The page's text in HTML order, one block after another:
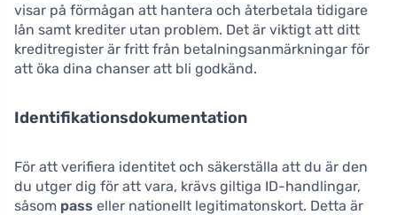
visar på förmågan att hantera och återbetala tidigare
lån samt krediter utan problem. Det är viktigt att ditt
kreditregister är fritt från betalningsanmärkningar för
att öka dina chanser att bli godkänd.
Identifikationsdokumentation
För att verifiera identitet och säkerställa att du är den
du utger dig för att vara, krävs giltiga ID-handlingar,
såsom pass eller nationellt legitimatonskort. Detta är